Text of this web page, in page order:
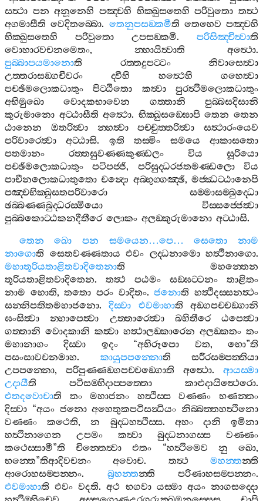
සත්‍ථා පන අනූනෙහි පඤ‍්චහි භික‍්ඛුසතෙහි පරිවුතො තත්‍ථ
අගමාසීති වෙදිතබ‍්බො. තෙනුපසඞ‍්කමීති තෙහෙව පඤ‍්චහි
භික‍්ඛුසතෙහි
පරිවුතො උපසඞ‍්කමි. පරිසිඤ‍්චිත්‍වාති
වොහාරවචනමෙතං, න‍්හායිත්‍වාති අත්‍ථො.
පුබ‍්බාපයමානොති රත‍්තදුපට‍්ටං
නිවාසෙත්‍වා
උත‍්තරාසඞ‍්ගචීවරං
ද‍්වීහි හත්‍ථෙහි
ගහෙත්‍වා
පච‍්ඡිමලොකධාතුං
පිට‍්ඨිතො කත්‍වා
පුරත්‍ථිමලොකධාතුං
අභිමුඛො
වොදකභාවෙන ගත‍්තානි
පුබ‍්බසදිසානි
කුරුමානො අට‍්ඨාසීති අත්‍ථො. භික‍්ඛුසඞ‍්ඝොපි තෙන තෙන
ඨානෙන
ඔතරිත්‍වා න‍්හත්‍වා පච‍්චුත‍්තරිත්‍වා
සත්‍ථාරංයෙව
පරිවාරෙත්‍වා
අට‍්ඨාසි. ඉති තස‍්මිං සමයෙ
ආකාසතො
පතමානං
රත‍්තසුවණ‍්ණකුණ‍්ඩලං විය
සූරියො
පච‍්ඡිමලොකධාතුං
පටිපජ‍්ජි, පරිසුද‍්ධරජතමණ‍්ඩලො
විය
පාචීනලොකධාතුතො චන්‍දො අබ‍්භුග‍්ගඤ‍්ඡි,මජ‍්ඣට‍්ඨානෙපි
පඤ‍්චභික‍්ඛුසතපරිවාරො
සම‍්මාසම‍්බුද‍්ධො
ඡබ‍්බණ‍්ණබුද‍්ධරස‍්මියො
විස‍්සජ‍්ජෙත්‍වා
පුබ‍්බකොට‍්ඨකනදීතීරෙ ලොකං අලඞ‍්කුරුමානො අට‍්ඨාසි.
තෙන
ඛො පන සමයෙන…පෙ…සෙතො
නාම
නාගොති සෙතවණ‍්ණතාය එවං ලද‍්ධනාමො හත්‍ථිනාගො.
මහාතූරියතාළිතවාදිතෙනාති
මහන‍්තෙන
තූරියතාළිතවාදිතෙන. තත්‍ථ පඨමං සඞ‍්ඝට‍්ටනං
තාළිතං
නාම හොති,තතො පරං වාදිතං.ජනොති හත්‍ථිදස‍්සනත්‍ථං
සන‍්නිපතිතමහාජනො.දිස‍්වා එවමාහාති
අඞ‍්ගපච‍්චඞ‍්ගානි
ඝංසිත්‍වා
න‍්හාපෙත්‍වා උත‍්තාරෙත්‍වා බහිතීරෙ
ඨපෙත්‍වා
ගත‍්තානි වොදකානි කත්‍වා හත්‍ථාලඞ‍්කාරෙන අලඞ‍්කතං තං
මහානාගං
දිස‍්වා ඉදං“අභිරූපො වත,භො”ති
පසංසාවචනමාහ. කායුපපන‍්නොති
සරීරසම‍්පත‍්තියා
උපපන‍්නො, පරිපුණ‍්ණඞ‍්ගපච‍්චඞ‍්ගොති අත්‍ථො. ආයස‍්මා
උදායීති පටිසම‍්භිදාප‍්පත‍්තො කාළුදායිත්‍ථෙරො.
එතදවොචාති තං මහාජනං හත්‍ථිස‍්ස වණ‍්ණං
භණන‍්තං
දිස‍්වා “අයං ජනො අහෙතුකපටිසන්‍ධියං නිබ‍්බත‍්තහත්‍ථිනො
වණ‍්ණං
කථෙති,න බුද‍්ධහත්‍ථිස‍්ස. අහං දානි
ඉමිනා
හත්‍ථිනාගෙන
උපමං කත්‍වා බුද‍්ධනාගස‍්ස
වණ‍්ණං
කථෙස‍්සාමී”ති චින‍්තෙත්‍වා එතං “හත්‍ථිමෙව නු ඛො,
භන‍්තෙ”තිආදිවචනං අවොච. තත්‍ථ මහන‍්තන‍්ති
ආරොහසම‍්පන‍්නං. බ්‍රහන‍්තන‍්ති පරිණාහසම‍්පන‍්නං.
එවමාහාති එවං වදති.අථ භගවා යස‍්මා අයං නාගසද‍්දො